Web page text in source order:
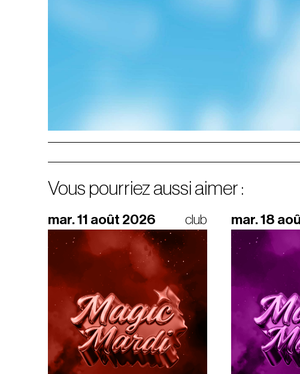
Vous pourriez aussi aimer :
mar. 11 août 2026 club mar. 18